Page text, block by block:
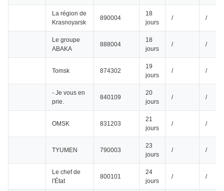
La région de
Krasnoyarsk
890004
18
jours
/ /
Le groupe
ABAKA
888004
18
jours
/ /
Tomsk 874302
19
jours
/ /
- Je vous en
prie.
840109
20
jours
/ /
OMSK 831203
21
jours
/ /
TYUMEN 790003
23
jours
/ /
Le chef de
l'État
800101
24
jours
/ /